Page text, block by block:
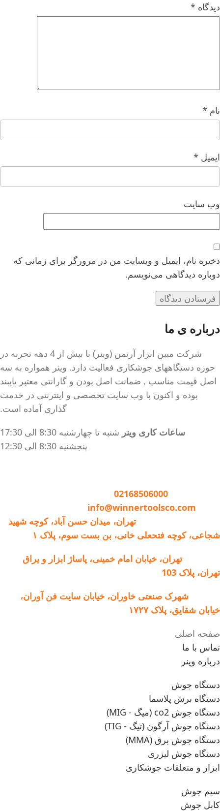
دیدگاه *
نام *
ایمیل *
وب‌ سایت
ذخیره نام، ایمیل و وبسایت من در مرورگر برای زمانی که
دوباره دیدگاهی می‌نویسم.
درباره ی ما
شرکت مبین ابزار آرتمن (وینر) با بیش از 4 دهه تجربه در
حوزه دستگاههای جوشکاری فعالیت دارد. وینر همواره به سه
اصل قیمت مناسب , ضمانت اصل بودن و گارانتی معتبر پایبند
بوده و اکنون با وب سایت تخصصی و اینترنتی در خدمت
گذاری آماده است.
ساعات کاری وینر شنبه تا چهارشنبه 8:30 الی 17:30
پنجشنبه 8:30 الی 12:30
02168506000
info@winnertoolsco.com
تهران، میدان حسن آباد، کوچه شهید
شجاعی، کوچه فتحعلی خانی، بن بست سوم، پلاک ۱
تهران، خیابان امام خمینی، پاساژ ابزار و یراق
تهران، پلاک 103
شهرک صنعتی خاوران، خیابان سایت فن آوران،
خیابان شقایق، پلاک ۱۷۲۷
صفحه اصلی
تماس با ما
درباره وینر
دستگاه جوش
دستگاه برش پلاسما
دستگاه جوش co2 (میگ - MIG)
دستگاه جوش آرگون (تیگ - TIG)
دستگاه جوش برق (MMA)
دستگاه جوش لیزری
ابزار و متعلقات جوشکاری
سیم جوش
کابل جوش